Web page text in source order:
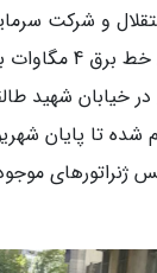
و شرکت
عملیات اجرائی
خیابان شهید
شده تا پایان
ژنراتورهای